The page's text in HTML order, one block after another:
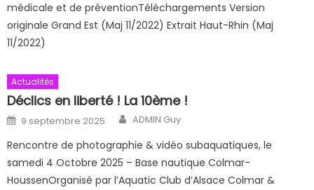
médicale et de préventionTéléchargements Version
originale Grand Est (Maj 11/2022) Extrait Haut-Rhin (Maj
11/2022)
Actualités
Déclics en liberté ! La 10ème !
Posted on
9 septembre 2025 Author
ADMIN Guy
Rencontre de photographie & vidéo subaquatiques, le
samedi 4 Octobre 2025 – Base nautique Colmar-
HoussenOrganisé par l’Aquatic Club d’Alsace Colmar &